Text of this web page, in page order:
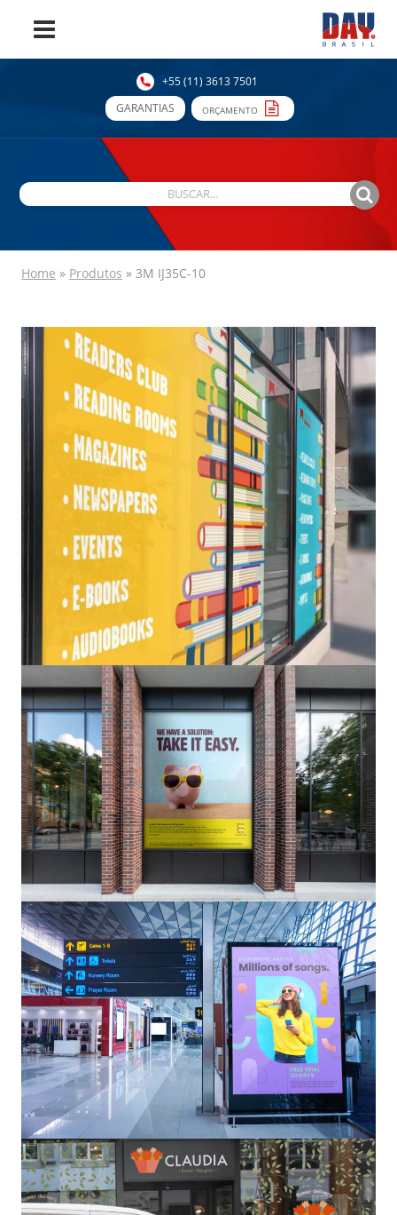
+55 (11) 3613 7501
GARANTIAS
ORÇAMENTO
Home » Produtos » 3M IJ35C-10